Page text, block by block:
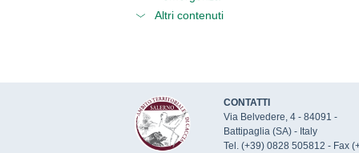
Altri contenuti
CONTATTI
Via Belvedere, 4 - 84091 -
Battipaglia (SA) - Italy
Tel. (+39) 0828 505812 - Fax